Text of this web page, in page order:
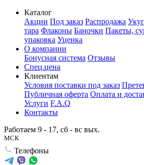
Каталог
Акции Под заказ Распродажа
тара Флаконы Баночки Пакеты,
упаковка Уценка
О компании
Бонусная система Отзывы
Спец.цена
Клиентам
Условия поставки под заказ
Публичная оферта Оплата и
Услуги F.A.Q
Контакты
Работаем 9 - 17, сб - вс вых.
МСК
Телефоны